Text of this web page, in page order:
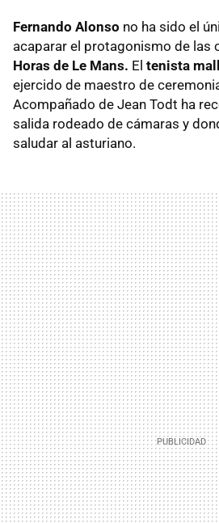
Fernando Alonso no ha sido el
acaparar el protagonismo de las
Horas de Le Mans. El tenista
ejercido de maestro de
Acompañado de Jean Todt ha
salida rodeado de cámaras y
saludar al asturiano.